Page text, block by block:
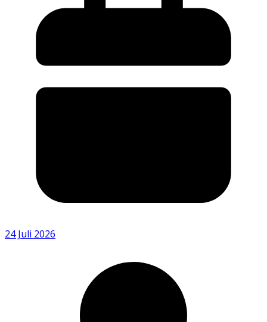
24 Juli 2026